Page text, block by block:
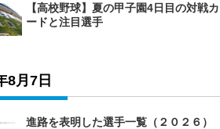
【高校野球】夏の甲子園4日目の対戦カ
ードと注目選手
8月7日
進路を表明した選手一覧（２０２６）